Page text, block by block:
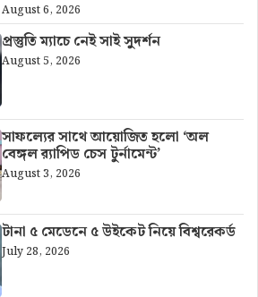
August 6, 2026
প্রস্তুতি ম্যাচে নেই সাই সুদর্শন
August 5, 2026
সাফল্যের সাথে আয়োজিত হলো ‘অল
বেঙ্গল র‍্যাপিড চেস টুর্নামেন্ট’
August 3, 2026
টানা ৫ মেডেনে ৫ উইকেট নিয়ে বিশ্বরেকর্ড
July 28, 2026